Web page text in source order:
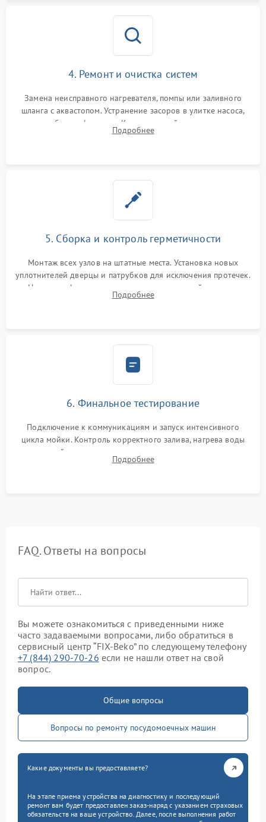
4. Ремонт и очистка систем
Замена неисправного нагревателя, помпы или заливного
шланга с аквастопом. Устранение засоров в улитке насоса,
патрубках и фильтрах. Компонентный ремонт платы
управления, восстановление поврежденной проводки.
Подробнее
5. Сборка и контроль герметичности
Монтаж всех узлов на штатные места. Установка новых
уплотнителей дверцы и патрубков для исключения протечек.
Надежная фиксация хомутов гидравлической системы,
сборка корпуса и установка датчика поплавка.
Подробнее
6. Финальное тестирование
Подключение к коммуникациям и запуск интенсивного
цикла мойки. Контроль корректного залива, нагрева воды
до нужной температуры, отсутствия посторонних шумов,
штатного слива и абсолютной сухости в поддоне.
Подробнее
FAQ. Ответы на вопросы
Вы можете ознакомиться с приведенными ниже
часто задаваемыми вопросами, либо обратиться в
сервисный центр “FIX-Beko” по следующему телефону
+7 (844) 290-70-26 если не нашли ответ на свой
вопрос.
Общие вопросы
Вопросы по ремонту посудомоечных машин
Какие документы вы предоставляете?
На этапе приема устройства на диагностику и последующий
ремонт вам будет предоставлен заказ-наряд с указанием страховых
обязательств на ваше устройство. Далее, после выполнения работ